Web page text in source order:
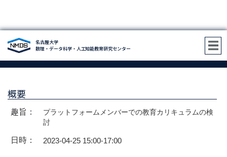
名古屋大学
数理・データ科学・人工知能教育研究センター
東海デジタル人材育成プラットフォーム：教育カリキュラム検討会議
（第3回）
概要
趣旨：
プラットフォームメンバーでの教育カリキュラムの検
討
日時： 2023-04-25 15:00-17:00